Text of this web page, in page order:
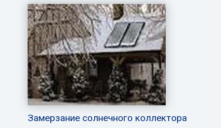
Замерзание солнечного коллектора